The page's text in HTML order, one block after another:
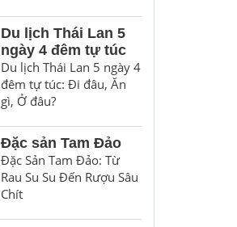
Du lịch Thái Lan 5
ngày 4 đêm tự túc
Du lịch Thái Lan 5 ngày 4
đêm tự túc: Đi đâu, Ăn
gì, Ở đâu?
Đặc sản Tam Đảo
Đặc Sản Tam Đảo: Từ
Rau Su Su Đến Rượu Sâu
Chít